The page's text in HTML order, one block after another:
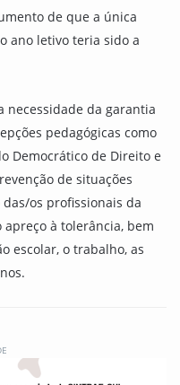
de que a única
ano letivo teria sido a
necessidade da garantia
pedagógicas como
Democrático de Direito e
de situações
os profissionais da
à tolerância, bem
escolar, o trabalho, as